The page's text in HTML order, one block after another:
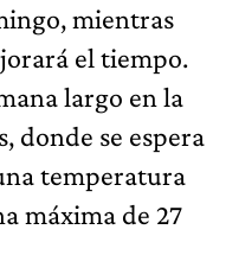
mientras
el tiempo.
largo en la
donde se espera
temperatura
máxima de 27